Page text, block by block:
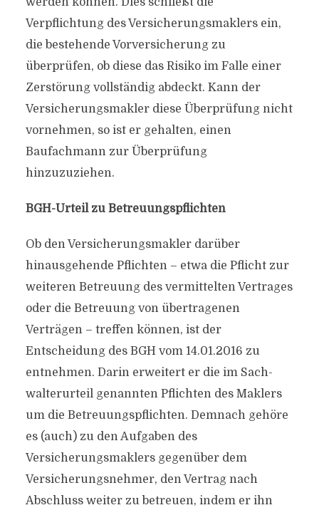
Verpflichtung des Versicherungsmaklers ein,
die bestehende Vorversicherung zu
überprüfen, ob diese das Risiko im Falle einer
Zerstörung vollständig abdeckt. Kann der
Versicherungsmakler diese Überprüfung nicht
vornehmen, so ist er gehalten, einen
Baufachmann zur Überprüfung
hinzuzuziehen.
BGH-Urteil zu Betreuungspflichten
Ob den Versicherungsmakler darüber
hinausgehende Pflichten – etwa die Pflicht zur
weiteren Betreuung des vermittelten Vertrages
oder die Betreuung von übertragenen
Verträgen – treffen können, ist der
Entscheidung des BGH vom 14.01.2016 zu
entnehmen. Darin erweitert er die im Sach­
walterurteil genannten Pflichten des Maklers
um die Betreuungspflichten. Demnach gehöre
es (auch) zu den Aufgaben des
Versicherungsmaklers gegenüber dem
Versicherungs­nehmer, den Vertrag nach
Abschluss weiter zu betreuen, indem er ihn